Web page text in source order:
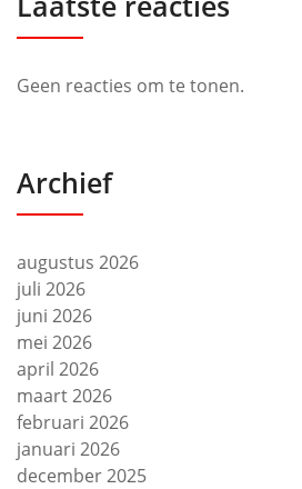
Geen reacties om te tonen.
Archief
augustus 2026
juli 2026
juni 2026
mei 2026
april 2026
maart 2026
februari 2026
januari 2026
december 2025